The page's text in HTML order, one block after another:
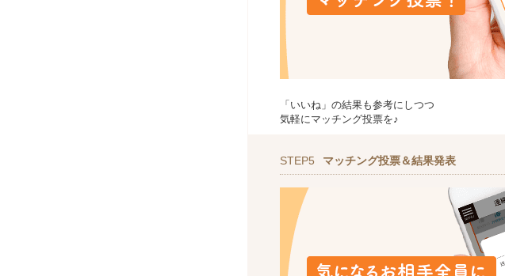
「いいね」の結果も参考にしつつ
気軽にマッチング投票を♪
STEP5 マッチング投票＆結果発表